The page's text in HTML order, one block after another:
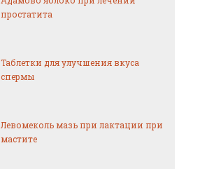
простатита
Таблетки для улучшения вкуса
спермы
Левомеколь мазь при лактации при
мастите